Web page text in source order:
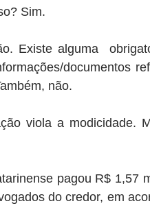
Sim.
Existe alguma
documentos
não.
viola a modicidade.
pagou R$ 1,57
do credor, em